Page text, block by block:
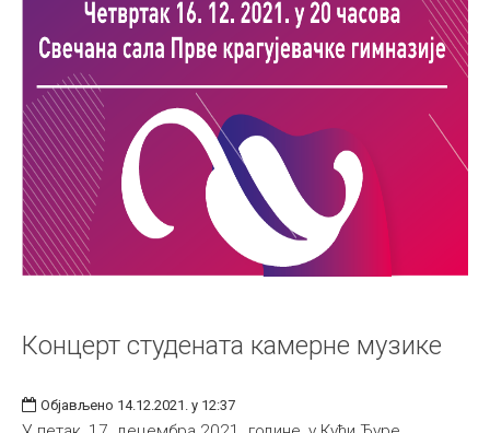
Концерт студената камерне музике
Објављено 14.12.2021. у 12:37